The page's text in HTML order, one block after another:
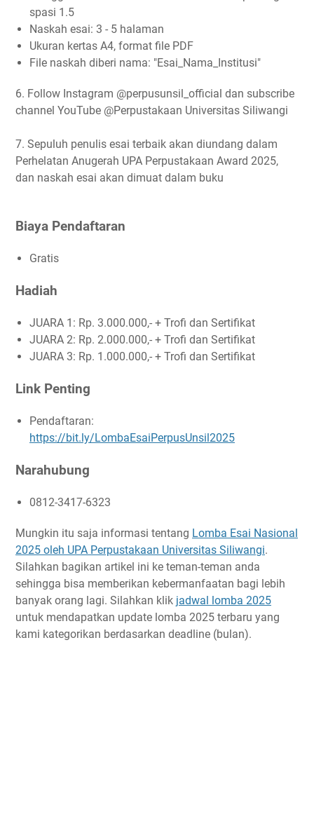
spasi 1.5
Naskah esai: 3 - 5 halaman
Ukuran kertas A4, format file PDF
File naskah diberi nama: "Esai_Nama_Institusi"
6. Follow Instagram @perpusunsil_official dan subscribe
channel YouTube @Perpustakaan Universitas Siliwangi
7. Sepuluh penulis esai terbaik akan diundang dalam
Perhelatan Anugerah UPA Perpustakaan Award 2025,
dan naskah esai akan dimuat dalam buku
Biaya Pendaftaran
Gratis
Hadiah
JUARA 1: Rp. 3.000.000,- + Trofi dan Sertifikat
JUARA 2: Rp. 2.000.000,- + Trofi dan Sertifikat
JUARA 3: Rp. 1.000.000,- + Trofi dan Sertifikat
Link Penting
Pendaftaran:
https://bit.ly/LombaEsaiPerpusUnsil2025
Narahubung
0812-3417-6323
Mungkin itu saja informasi tentang Lomba Esai Nasional
2025 oleh UPA Perpustakaan Universitas Siliwangi.
Silahkan bagikan artikel ini ke teman-teman anda
sehingga bisa memberikan kebermanfaatan bagi lebih
banyak orang lagi. Silahkan klik jadwal lomba 2025
untuk mendapatkan update lomba 2025 terbaru yang
kami kategorikan berdasarkan deadline (bulan).